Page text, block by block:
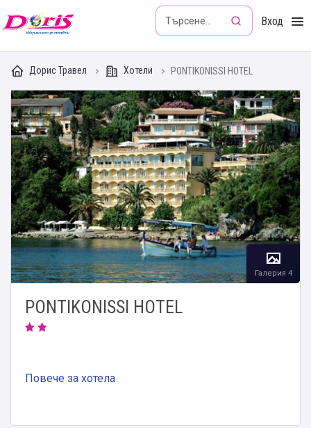
Doris - Изкушението да пътуваш Вход
Дорис Травел Хотели PONTIKONISSI HOTEL
PONTIKONISSI HOTEL
Повече за хотела
Галерия 4